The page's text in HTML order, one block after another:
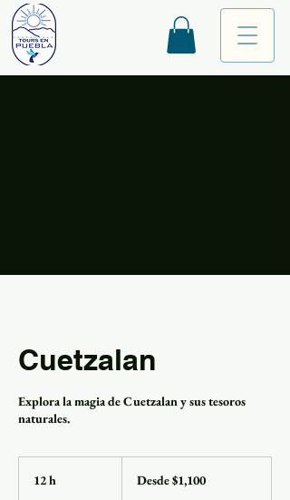
Cuetzalan
Explora la magia de Cuetzalan y sus tesoros
naturales.
12 h
pesosDesde $1,100